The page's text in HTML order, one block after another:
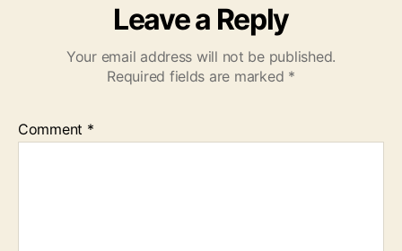
Leave a Reply
Your email address will not be published.
Required fields are marked *
Comment *